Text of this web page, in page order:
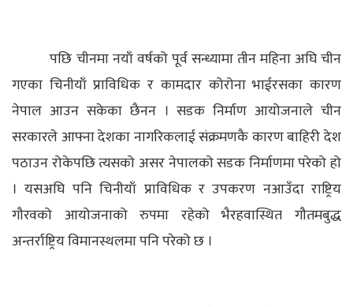
पछि चीनमा नयाँ वर्षको पूर्व सन्ध्यामा तीन महिना अघि चीन
गएका चिनीयाँ प्राविधिक र कामदार कोरोना भाईरसका कारण
नेपाल आउन सकेका छैनन ।सडक निर्माण आयोजनाले चीन
सरकारले आफ्ना देशका नागरिकलाई संक्रमणकै कारण बाहिरी देश
पठाउन रोकेपछि त्यसको असर नेपालको सडक निर्माणमा परेको हो
।यसअघि पनि चिनीयाँ प्राविधिक र उपकरण नआउँदा राष्ट्रिय
गौरवको आयोजनाको रुपमा रहेको भैरहवास्थित गौतमबुद्ध
अन्तर्राष्ट्रिय विमानस्थलमा पनि परेको छ ।